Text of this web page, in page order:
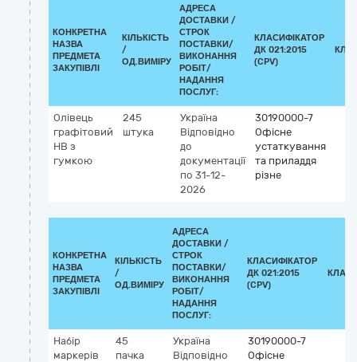
КОНКРЕТНА
НАЗВА
ПРЕДМЕТА
ЗАКУПІВЛІ
КІЛЬКІСТЬ
/
ОД.ВИМІРУ
АДРЕСА
ДОСТАВКИ /
СТРОК
ПОСТАВКИ/
ВИКОНАННЯ
РОБІТ/
НАДАННЯ
ПОСЛУГ:
КЛАСИФІКАТОР
ДК 021:2015
(CPV)
Олівець
графітовий
HB з
гумкою
245
штука
Україна
Відповідно
до
документації
по 31-12-
2026
30190000-7
Офісне
устаткування
та приладдя
різне
КОНКРЕТНА
НАЗВА
ПРЕДМЕТА
ЗАКУПІВЛІ
КІЛЬКІСТЬ
/
ОД.ВИМІРУ
АДРЕСА
ДОСТАВКИ /
СТРОК
ПОСТАВКИ/
ВИКОНАННЯ
РОБІТ/
НАДАННЯ
ПОСЛУГ:
КЛАСИФІКАТОР
ДК 021:2015
(CPV)
Набір
маркерів
45
пачка
Україна
Відповідно
30190000-7
Офісне